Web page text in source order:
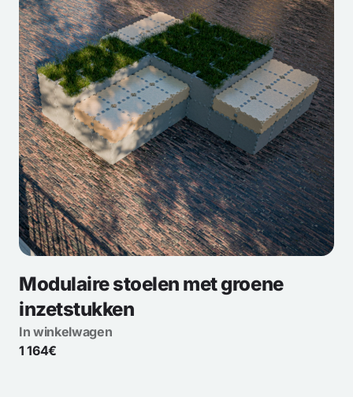
Modulaire stoelen met groene
inzetstukken
In winkelwagen
1 164€